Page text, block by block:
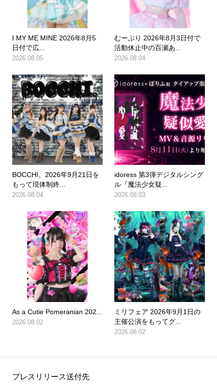
I MY ME MINE 2026年8月5
日付で広...
2026.08.05
むーぷり 2026年8月3日付で
活動休止中の百瀬あ...
2026.08.04
BOCCHI。2026年9月21日を
もって現体制終...
2026.08.04
idoress 第3弾デジタルシング
ル『魔法少女疑...
2026.08.03
As a Cutie Pomeranian 202...
2026.08.02
ミリフェア 2026年9月1日の
主催公演をもってグ...
2026.08.02
プレスリリース送付先